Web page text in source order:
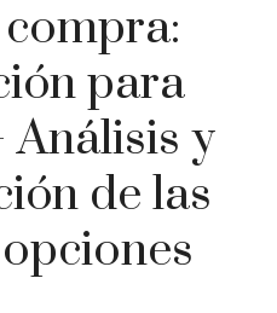
para
Análisis y
de las